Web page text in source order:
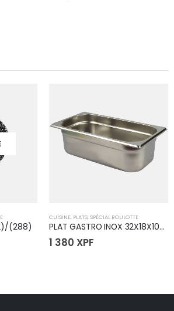
(288)
CUISINE, PLATS, SPÉCIAL ROULOTTE
PLAT GASTRO INOX 32X18X10CM
1 380 XPF